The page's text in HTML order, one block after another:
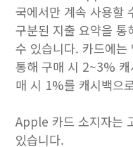
국에서만 계속 사용할
구분된 지출 요약을
수 있습니다. 카드에
통해 구매 시 2~3%
매 시 1%를 캐시백으
Apple 카드 소지자는
있습니다.